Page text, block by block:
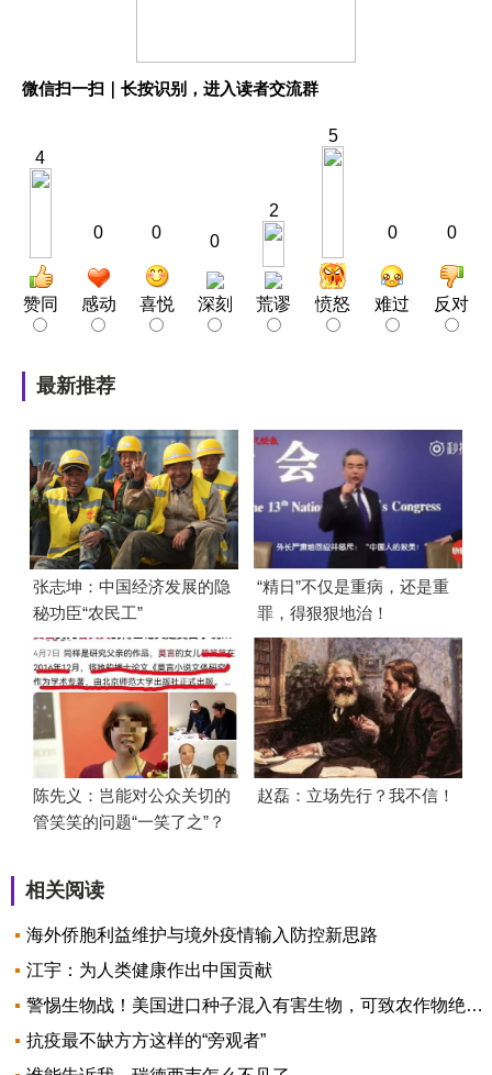
微信扫一扫｜长按识别，进入读者交流群
4
赞同
0
感动
0
喜悦
0
深刻
2
荒谬
5
愤怒
0
难过
0
反对
最新推荐
张志坤：中国经济发展的隐
秘功臣“农民工”
“精日”不仅是重病，还是重
罪，得狠狠地治！
陈先义：岂能对公众关切的
管笑笑的问题“一笑了之”？
赵磊：立场先行？我不信！
相关阅读
海外侨胞利益维护与境外疫情输入防控新思路
江宇：为人类健康作出中国贡献
警惕生物战！美国进口种子混入有害生物，可致农作物绝收！
抗疫最不缺方方这样的“旁观者”